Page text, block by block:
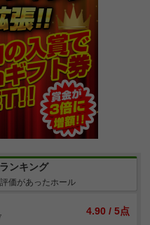
ンキング
価があったホール
4.90 / 5点